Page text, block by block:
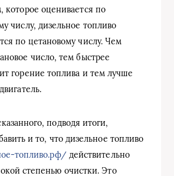
которое оценивается по
числу, дизельное топливо
по цетановому числу. Чем
число, тем быстрее
горение топлива и тем лучше
подводя итоги,
и то, что дизельное топливо
топливо.рф/ действительно
степенью очистки. Это